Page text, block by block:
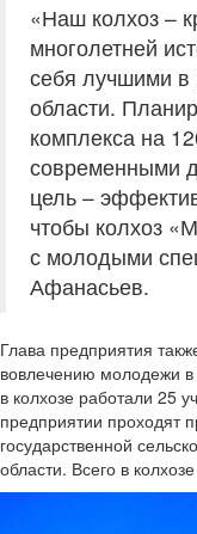
«Наш колхоз –
многолетней
себя лучшими в
области.
комплекса на
современными
цель –
чтобы колхоз
с молодыми
Афанасьев.
Глава предприятия
вовлечению молодежи в
в колхозе работали 25
предприятии проходят
государственной
области. Всего в